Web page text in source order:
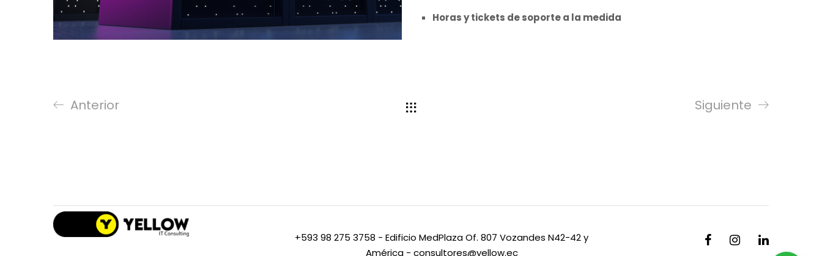
Horas y tickets de soporte a la medida
Anterior Siguiente
+593 98 275 3758 - Edificio MedPlaza Of. 807 Vozandes N42-42 y
América- consultores@yellow.ec